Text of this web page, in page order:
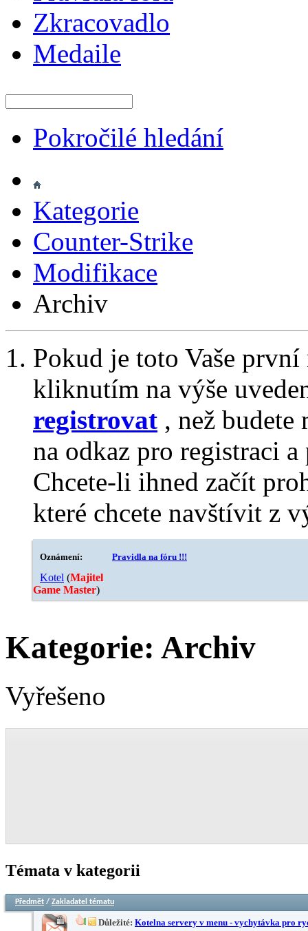
Zkracovadlo
Medaile
Pokročilé hledání
Kategorie
Counter-Strike
Modifikace
Archiv
Pokud je toto Vaše
kliknutím na výše
registrovat , než
na odkaz pro registraci
Chcete-li ihned začít
které chcete navštívit z
Oznámení: Pravidla na fóru !!!
Kotel ‎(Majitel
Game Master)
Kategorie: Archiv
Vyřešeno
Témata v kategorii
Předmět / Zakladatel tématu
Důležité: Kotelna servery v menu - vychytávka pro